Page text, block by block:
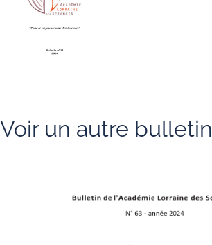
Voir un autre bulletin